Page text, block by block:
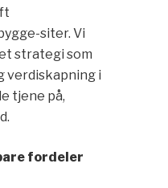
siter. Vi
strategi som
verdiskapning i
tjene på,
fordeler